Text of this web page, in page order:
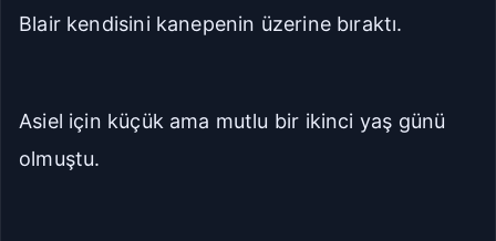
Blair kendisini kanepenin üzerine bıraktı.
Asiel için küçük ama mutlu bir ikinci yaş günü
olmuştu.